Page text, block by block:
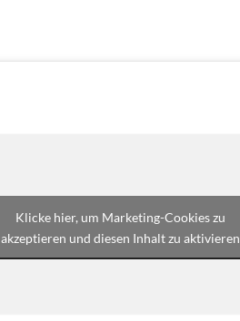
Klicke hier, um Marketing-Cookies zu
akzeptieren und diesen Inhalt zu aktivieren